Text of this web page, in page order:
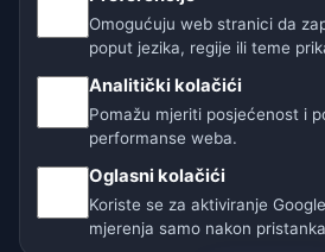
Naše vremenske
🇨🇿 Češka 🇭🇷 Hrvatska
🇩🇪🇦🇹🇨🇭 Njemačka /
🌎 Latinska Amerika i
Omogućuju web stranici da
poput jezika, regije ili teme
Analitički kolačići
Pomažu mjeriti posjećenost i
performanse weba.
Oglasni kolačići
Koriste se za aktiviranje
mjerenja samo nakon